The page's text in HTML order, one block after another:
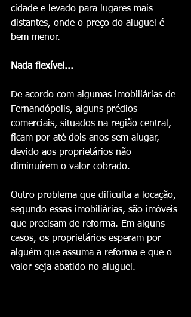
cidade e levado para lugares mais
distantes, onde o preço do aluguel é
bem menor.
Nada flexível...
De acordo com algumas imobiliárias de
Fernandópolis, alguns prédios
comerciais, situados na região central,
ficam por até dois anos sem alugar,
devido aos proprietários não
diminuírem o valor cobrado.
Outro problema que dificulta a locação,
segundo essas imobiliárias, são imóveis
que precisam de reforma. Em alguns
casos, os proprietários esperam por
alguém que assuma a reforma e que o
valor seja abatido no aluguel.